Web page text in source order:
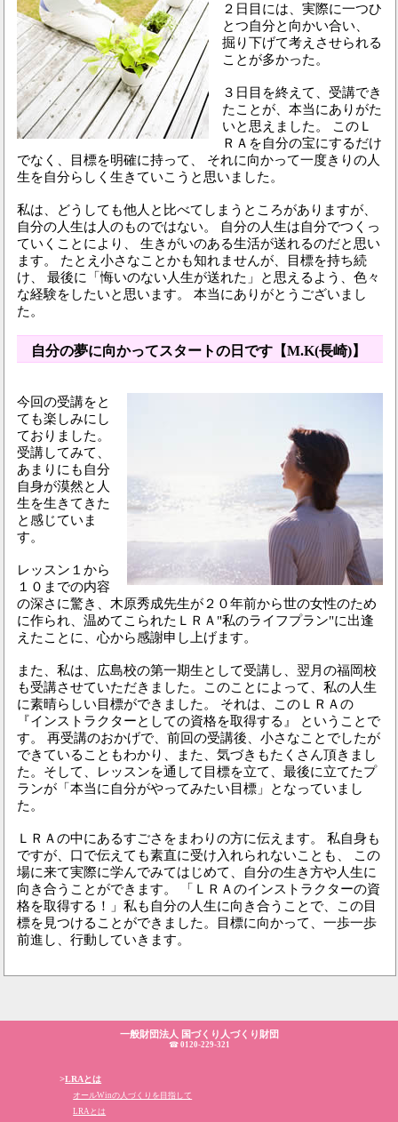
２日目には、実際に一つひ
とつ自分と向かい合い、
掘り下げて考えさせられる
ことが多かった。
３日目を終えて、受講でき
たことが、本当にありがた
いと思えました。 このＬ
ＲＡを自分の宝にするだけ
でなく、目標を明確に持って、 それに向かって一度きりの人
生を自分らしく生きていこうと思いました。
私は、どうしても他人と比べてしまうところがありますが、
自分の人生は人のものではない。 自分の人生は自分でつくっ
ていくことにより、 生きがいのある生活が送れるのだと思い
ます。 たとえ小さなことかも知れませんが、目標を持ち続
け、 最後に「悔いのない人生が送れた」と思えるよう、色々
な経験をしたいと思います。 本当にありがとうございまし
た。
自分の夢に向かってスタートの日です【M.K(長崎)】
今回の受講をと
ても楽しみにし
ておりました。
受講してみて、
あまりにも自分
自身が漠然と人
生を生きてきた
と感じていま
す。
レッスン１から
１０までの内容
の深さに驚き、木原秀成先生が２０年前から世の女性のため
に作られ、温めてこられたＬＲＡ"私のライフプラン"に出逢
えたことに、心から感謝申し上げます。
また、私は、広島校の第一期生として受講し、翌月の福岡校
も受講させていただきました。このことによって、私の人生
に素晴らしい目標ができました。 それは、このＬＲＡの
『インストラクターとしての資格を取得する』 ということで
す。 再受講のおかげで、前回の受講後、小さなことでしたが
できていることもわかり、また、気づきもたくさん頂きまし
た。そして、レッスンを通して目標を立て、最後に立てたプ
ランが「本当に自分がやってみたい目標」となっていまし
た。
ＬＲＡの中にあるすごさをまわりの方に伝えます。 私自身も
ですが、口で伝えても素直に受け入れられないことも、 この
場に来て実際に学んでみてはじめて、自分の生き方や人生に
向き合うことができます。 「ＬＲＡのインストラクターの資
格を取得する！」私も自分の人生に向き合うことで、この目
標を見つけることができました。目標に向かって、一歩一歩
前進し、行動していきます。
一般財団法人 国づくり人づくり財団
☎ 0120-229-321
>LRAとは
オールWinの人づくりを目指して
LRAとは